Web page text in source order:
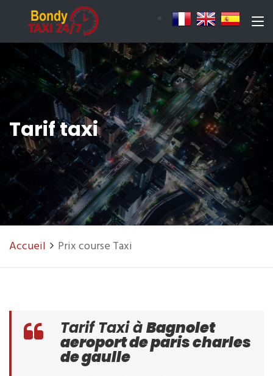
Tarif taxi
Accueil Prix course Taxi
Tarif Taxi àBagnolet
aeroport de paris charles
de gaulle